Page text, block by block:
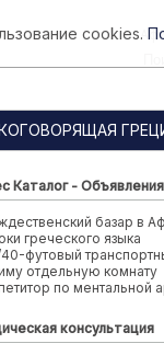
Каталог - Объявления
базар в
греческого языка
футовый
отдельную комнату
по ментальной
консультация
cookies.